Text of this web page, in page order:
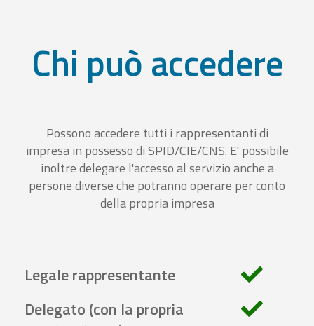
Chi può accedere
Possono accedere tutti i rappresentanti di
impresa in possesso di SPID/CIE/CNS. E' possibile
inoltre delegare l'accesso al servizio anche a
persone diverse che potranno operare per conto
della propria impresa
Legale rappresentante
Delegato (con la propria